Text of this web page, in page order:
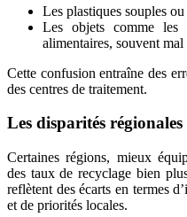
Les plastiques souples
Les objets comme les
alimentaires, souvent mal
Cette confusion entraîne des
des centres de traitement.
Les disparités régionales
Certaines régions, mieux
des taux de recyclage bien
reflètent des écarts en termes
et de priorités locales.